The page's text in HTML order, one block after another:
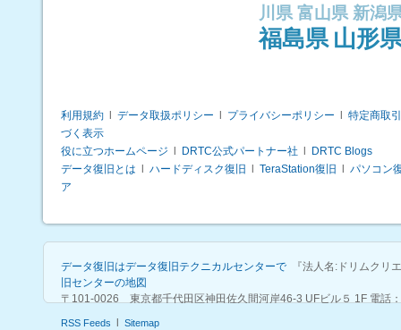
川県 富山県 新潟
福島県 山形
利用規約 データ取扱ポリシー プライバシーポリシー
特定商取
づく表示
役に立つホームページ
DRTC公式パートナー社
DRTC Blogs
データ復旧とは
ハードディスク復旧 TeraStation復旧
パソコン
ア
データ復旧はデータ復旧テクニカルセンターで 『法人名:ドリムクリ
旧センターの地図
〒101-0026 東京都千代田区神田佐久間河岸46-3 UFビル５ 1F 電話
RSS Feeds Sitemap